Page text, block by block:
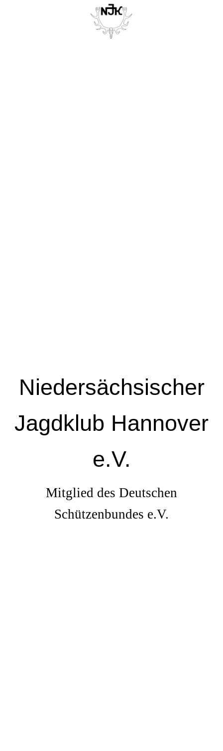
Niedersächsischer
Jagdklub Hannover
e.V.
Mitglied des Deutschen
Schützenbundes e.V.